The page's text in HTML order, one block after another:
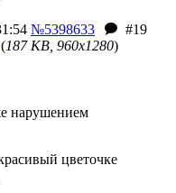
№5398633
#19
187 KB, 960x1280)
нарушением
цветочке